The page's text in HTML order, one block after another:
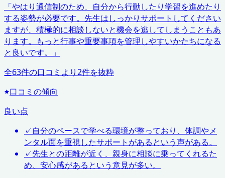
「やはり通信制のため、自分から行動したり学習を進めたり
する姿勢が必要です。先生はしっかりサポートしてください
ますが、積極的に相談しないと機会を逃してしまうこともあ
ります。もっと行事や重要事項を管理しやすいかたちになる
と良いです。
」
全63件の口コミより2件を抜粋
口コミの傾向
良い点
✓自分のペースで学べる環境が整っており、体調やメ
ンタル面を重視したサポートがあるという声がある。
✓先生との距離が近く、親身に相談に乗ってくれるた
め、安心感があるという意見が多い。